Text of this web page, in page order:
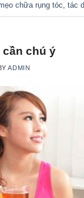
chữa rụng tóc, tác
chú ý
ADMIN